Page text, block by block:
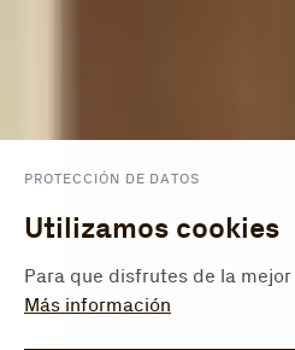
PROTECCIÓN DE DATOS
Utilizamos cookies
Para que disfrutes de la
Más información